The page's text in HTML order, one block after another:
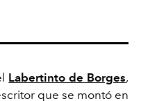
Labertinto de Borges,
que se montó en